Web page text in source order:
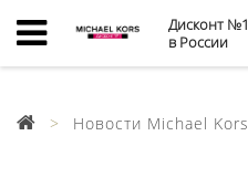
Дисконт №1
в России
Новости Michael Kors